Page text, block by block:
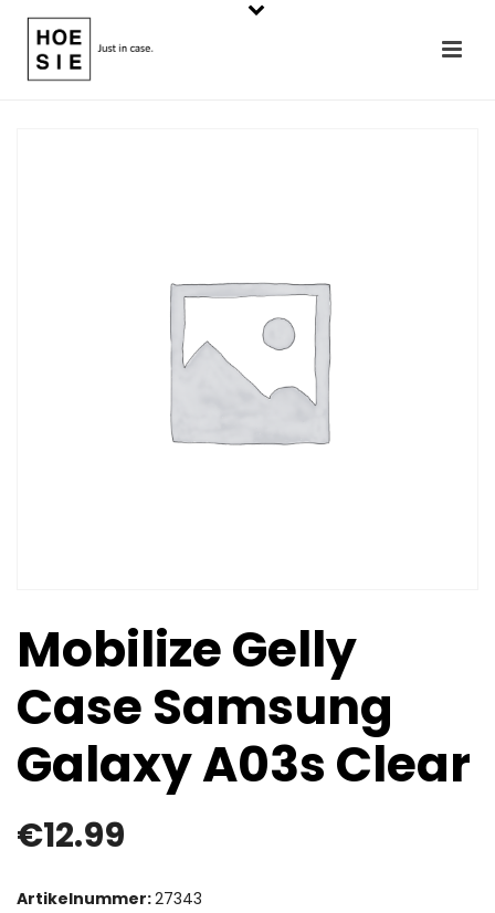
Mobilize Gelly
Case Samsung
Galaxy A03s Clear
€12.99
Artikelnummer:27343